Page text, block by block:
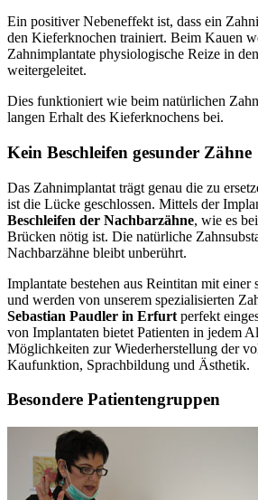
Ein positiver Nebeneffekt ist, dass ein
den Kieferknochen trainiert. Beim Kauen
Zahnimplantate physiologische Reize in
weitergeleitet.
Dies funktioniert wie beim natürlichen
langen Erhalt des Kieferknochens bei.
Kein Beschleifen gesunder Zähne
Das Zahnimplantat trägt genau die zu
ist die Lücke geschlossen. Mittels der
Beschleifen der Nachbarzähne, wie es
Brücken nötig ist. Die natürliche
Nachbarzähne bleibt unberührt.
Implantate bestehen aus Reintitan mit einer
und werden von unserem spezialisierten
Sebastian Paudler in Erfurt perfekt
von Implantaten bietet Patienten in jedem
Möglichkeiten zur Wiederherstellung der
Kaufunktion, Sprachbildung und Ästhetik.
Besondere Patientengruppen